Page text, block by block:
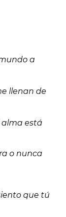
a
llenan de
alma está
o nunca
que tú